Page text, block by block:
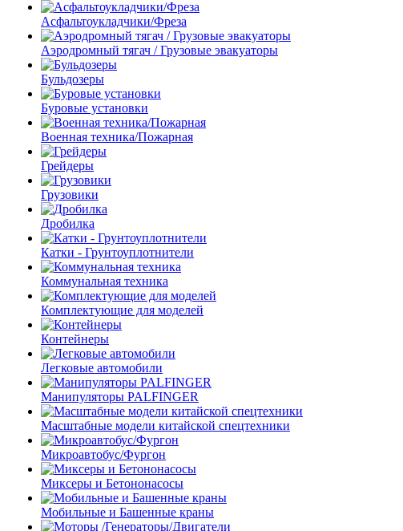
Асфальтоукладчики/Фреза
Аэродромный тягач / Грузовые эвакуаторы
Бульдозеры
Буровые установки
Военная техника/Пожарная
Грейдеры
Грузовики
Дробилка
Катки - Грунтоуплотнители
Коммунальная техника
Комплектующие для моделей
Контейнеры
Легковые автомобили
Манипуляторы PALFINGER
Масштабные модели китайской спецтехники
Микроавтобус/Фургон
Миксеры и Бетононасосы
Мобильные и Башенные краны